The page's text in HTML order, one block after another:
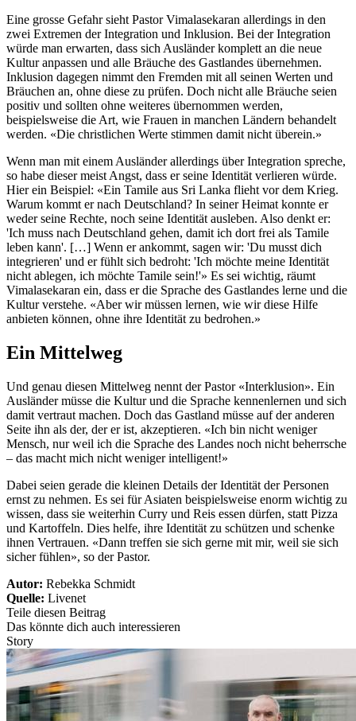
Eine grosse Gefahr sieht Pastor Vimalasekaran allerdings in den
zwei Extremen der Integration und Inklusion. Bei der Integration
würde man erwarten, dass sich Ausländer komplett an die neue
Kultur anpassen und alle Bräuche des Gastlandes übernehmen.
Inklusion dagegen nimmt den Fremden mit all seinen Werten und
Bräuchen an, ohne diese zu prüfen. Doch nicht alle Bräuche seien
positiv und sollten ohne weiteres übernommen werden,
beispielsweise die Art, wie Frauen in manchen Ländern behandelt
werden. «Die christlichen Werte stimmen damit nicht überein.»
Wenn man mit einem Ausländer allerdings über Integration spreche,
so habe dieser meist Angst, dass er seine Identität verlieren würde.
Hier ein Beispiel: «Ein Tamile aus Sri Lanka flieht vor dem Krieg.
Warum kommt er nach Deutschland? In seiner Heimat konnte er
weder seine Rechte, noch seine Identität ausleben. Also denkt er:
'Ich muss nach Deutschland gehen, damit ich dort frei als Tamile
leben kann'. […] Wenn er ankommt, sagen wir: 'Du musst dich
integrieren' und er fühlt sich bedroht: 'Ich möchte meine Identität
nicht ablegen, ich möchte Tamile sein!'» Es sei wichtig, räumt
Vimalasekaran ein, dass er die Sprache des Gastlandes lerne und die
Kultur verstehe. «Aber wir müssen lernen, wie wir diese Hilfe
anbieten können, ohne ihre Identität zu bedrohen.»
Ein Mittelweg
Und genau diesen Mittelweg nennt der Pastor «Interklusion». Ein
Ausländer müsse die Kultur und die Sprache kennenlernen und sich
damit vertraut machen. Doch das Gastland müsse auf der anderen
Seite ihn als der, der er ist, akzeptieren. «Ich bin nicht weniger
Mensch, nur weil ich die Sprache des Landes noch nicht beherrsche
– das macht mich nicht weniger intelligent!»
Dabei seien gerade die kleinen Details der Identität der Personen
ernst zu nehmen. Es sei für Asiaten beispielsweise enorm wichtig zu
wissen, dass sie weiterhin Curry und Reis essen dürfen, statt Pizza
und Kartoffeln. Dies helfe, ihre Identität zu schützen und schenke
ihnen Vertrauen. «Dann treffen sie sich gerne mit mir, weil sie sich
sicher fühlen», so der Pastor.
Autor: Rebekka Schmidt
Quelle: Livenet
Teile diesen Beitrag
Das könnte dich auch interessieren
Story